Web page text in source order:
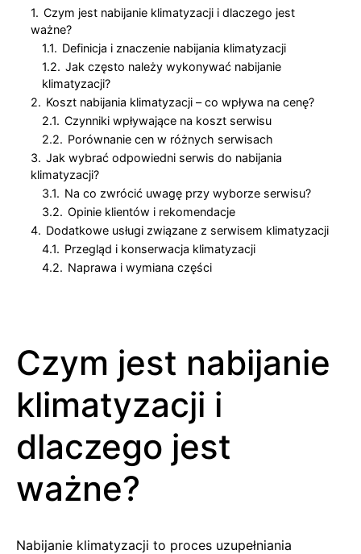
1. Czym jest nabijanie klimatyzacji i dlaczego jest
ważne?
1.1. Definicja i znaczenie nabijania klimatyzacji
1.2. Jak często należy wykonywać nabijanie
klimatyzacji?
2. Koszt nabijania klimatyzacji – co wpływa na cenę?
2.1. Czynniki wpływające na koszt serwisu
2.2. Porównanie cen w różnych serwisach
3. Jak wybrać odpowiedni serwis do nabijania
klimatyzacji?
3.1. Na co zwrócić uwagę przy wyborze serwisu?
3.2. Opinie klientów i rekomendacje
4. Dodatkowe usługi związane z serwisem klimatyzacji
4.1. Przegląd i konserwacja klimatyzacji
4.2. Naprawa i wymiana części
Czym jest nabijanie
klimatyzacji i
dlaczego jest
ważne?
Nabijanie klimatyzacji to proces uzupełniania